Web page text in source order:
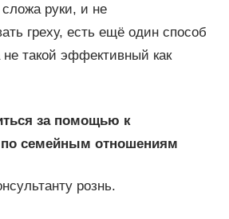
руки, и не
греху, есть ещё один способ
такой эффективный как
за помощью к
по семейным отношениям
рознь.